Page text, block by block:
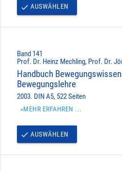
done AUSWÄHLEN
Band 141
Prof. Dr. Heinz Mechling, Prof. Dr.
Handbuch
Bewegungslehre
2003. DIN A5, 522 Seiten
»MEHR ERFAHREN ...
done AUSWÄHLEN